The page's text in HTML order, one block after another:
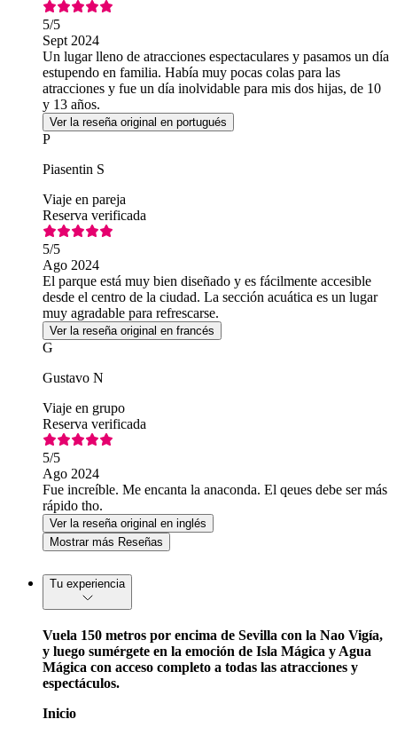
5/5
Sept 2024
Un lugar lleno de atracciones espectaculares y pasamos un día
estupendo en familia. Había muy pocas colas para las
atracciones y fue un día inolvidable para mis dos hijas, de 10
y 13 años.
Ver la reseña original en portugués
P
Piasentin S
Viaje en pareja
Reserva verificada
5/5
Ago 2024
El parque está muy bien diseñado y es fácilmente accesible
desde el centro de la ciudad. La sección acuática es un lugar
muy agradable para refrescarse.
Ver la reseña original en francés
G
Gustavo N
Viaje en grupo
Reserva verificada
5/5
Ago 2024
Fue increíble. Me encanta la anaconda. El qeues debe ser más
rápido tho.
Ver la reseña original en inglés
Mostrar más Reseñas
Tu experiencia
Vuela 150 metros por encima de Sevilla con la Nao Vigía,
y luego sumérgete en la emoción de Isla Mágica y Agua
Mágica con acceso completo a todas las atracciones y
espectáculos.
Inicio